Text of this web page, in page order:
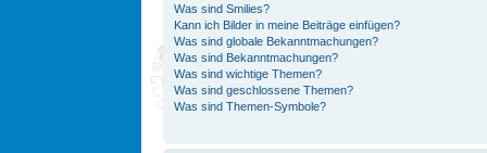
Was sind Smilies?
Kann ich Bilder in meine Beiträge einfügen?
Was sind globale Bekanntmachungen?
Was sind Bekanntmachungen?
Was sind wichtige Themen?
Was sind geschlossene Themen?
Was sind Themen-Symbole?